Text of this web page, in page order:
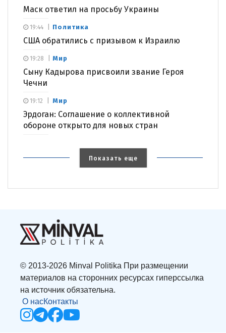
Маск ответил на просьбу Украины
Политика
США обратились с призывом к Израилю
19:44
Мир
Сыну Кадырова присвоили звание Героя
Чечни
19:28
Мир
Эрдоган: Соглашение о коллективной
обороне открыто для новых стран
19:12
Показать еще
© 2013-2026 Minval Politika При размещении
материалов на сторонних ресурсах гиперссылка
на источник обязательна.
О насКонтакты